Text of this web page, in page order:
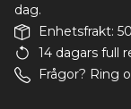
dag.
Enhetsfrakt:
14 dagars full
Frågor? Ring